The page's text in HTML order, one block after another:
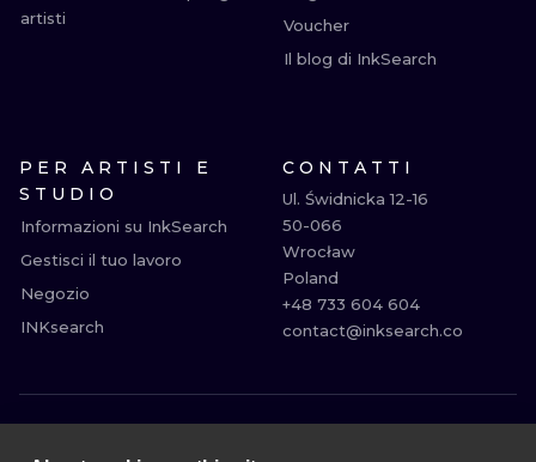
artisti
Voucher
Il blog di InkSearch
PER ARTISTI E
STUDIO
Informazioni su InkSearch
Gestisci il tuo lavoro
Negozio
INKsearch
CONTATTI
Ul. Świdnicka 12-16
50-066
Wrocław
Poland
+48 733 604 604
contact@inksearch.co